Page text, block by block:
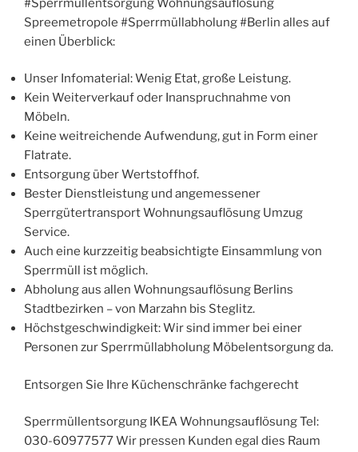
Spreemetropole #Sperrmüllabholung #Berlin alles auf
einen Überblick:
Unser Infomaterial: Wenig Etat, große Leistung.
Kein Weiterverkauf oder Inanspruchnahme von
Möbeln.
Keine weitreichende Aufwendung, gut in Form einer
Flatrate.
Entsorgung über Wertstoffhof.
Bester Dienstleistung und angemessener
Sperrgütertransport Wohnungsauflösung Umzug
Service.
Auch eine kurzzeitig beabsichtigte Einsammlung von
Sperrmüll ist möglich.
Abholung aus allen Wohnungsauflösung Berlins
Stadtbezirken – von Marzahn bis Steglitz.
Höchstgeschwindigkeit: Wir sind immer bei einer
Personen zur Sperrmüllabholung Möbelentsorgung da.
Entsorgen Sie Ihre Küchenschränke fachgerecht
Sperrmüllentsorgung IKEA Wohnungsauflösung Tel:
030-60977577 Wir pressen Kunden egal dies Raum